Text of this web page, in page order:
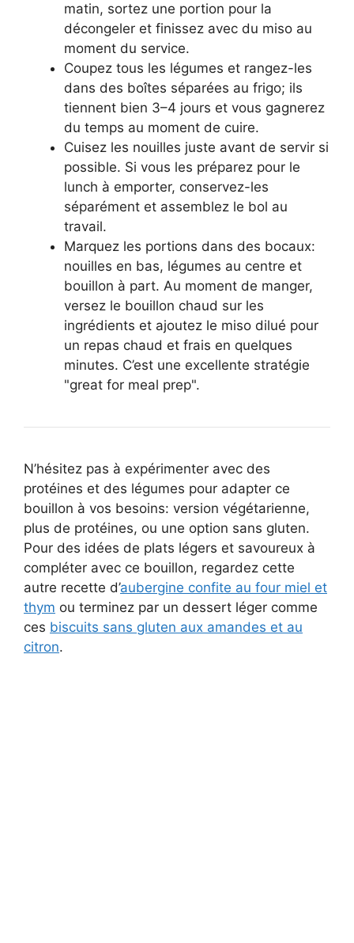
matin, sortez une portion pour la
décongeler et finissez avec du miso au
moment du service.
Coupez tous les légumes et rangez-les
dans des boîtes séparées au frigo; ils
tiennent bien 3–4 jours et vous gagnerez
du temps au moment de cuire.
Cuisez les nouilles juste avant de servir si
possible. Si vous les préparez pour le
lunch à emporter, conservez-les
séparément et assemblez le bol au
travail.
Marquez les portions dans des bocaux:
nouilles en bas, légumes au centre et
bouillon à part. Au moment de manger,
versez le bouillon chaud sur les
ingrédients et ajoutez le miso dilué pour
un repas chaud et frais en quelques
minutes. C’est une excellente stratégie
"great for meal prep".
N’hésitez pas à expérimenter avec des
protéines et des légumes pour adapter ce
bouillon à vos besoins: version végétarienne,
plus de protéines, ou une option sans gluten.
Pour des idées de plats légers et savoureux à
compléter avec ce bouillon, regardez cette
autre recette d’aubergine confite au four miel et
thym ou terminez par un dessert léger comme
ces biscuits sans gluten aux amandes et au
citron.